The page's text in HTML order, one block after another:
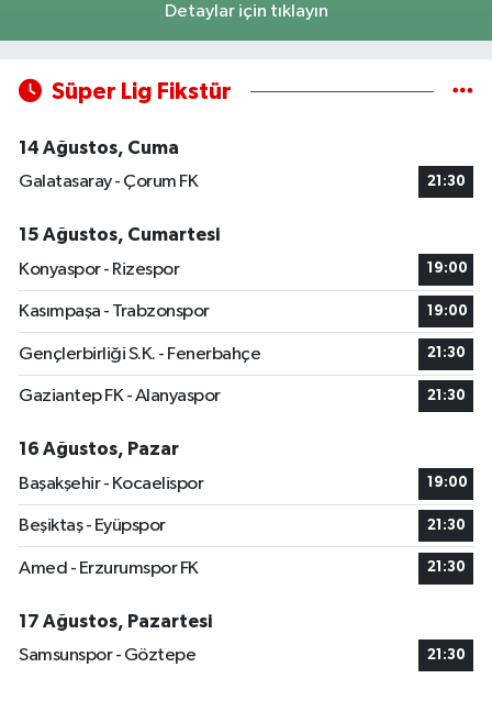
Detaylar için tıklayın
Süper Lig Fikstür
14 Ağustos, Cuma
Galatasaray - Çorum FK
21:30
15 Ağustos, Cumartesi
Konyaspor - Rizespor
19:00
Kasımpaşa - Trabzonspor 19:00
Gençlerbirliği S.K. - Fenerbahçe 21:30
Gaziantep FK - Alanyaspor 21:30
16 Ağustos, Pazar
Başakşehir - Kocaelispor
19:00
Beşiktaş - Eyüpspor 21:30
Amed - Erzurumspor FK 21:30
17 Ağustos, Pazartesi
Samsunspor - Göztepe
21:30